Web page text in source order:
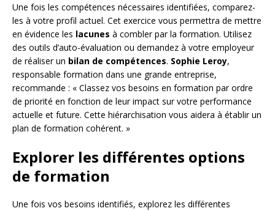
Une fois les compétences nécessaires identifiées, comparez-
les à votre profil actuel. Cet exercice vous permettra de mettre
en évidence les lacunes à combler par la formation. Utilisez
des outils d’auto-évaluation ou demandez à votre employeur
de réaliser un bilan de compétences. Sophie Leroy,
responsable formation dans une grande entreprise,
recommande : « Classez vos besoins en formation par ordre
de priorité en fonction de leur impact sur votre performance
actuelle et future. Cette hiérarchisation vous aidera à établir un
plan de formation cohérent. »
Explorer les différentes options
de formation
Une fois vos besoins identifiés, explorez les différentes